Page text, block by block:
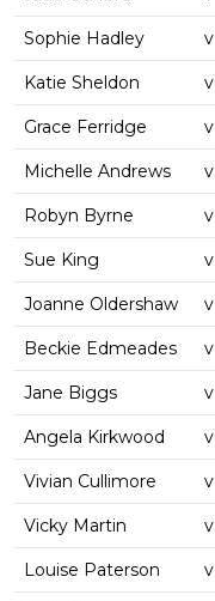
Sophie Hadley v
Katie Sheldon v
Grace Ferridge v
Michelle Andrews v
Robyn Byrne v
Sue King v
Joanne Oldershaw v
Beckie Edmeades v
Jane Biggs v
Angela Kirkwood v
Vivian Cullimore v
Vicky Martin v
Louise Paterson v